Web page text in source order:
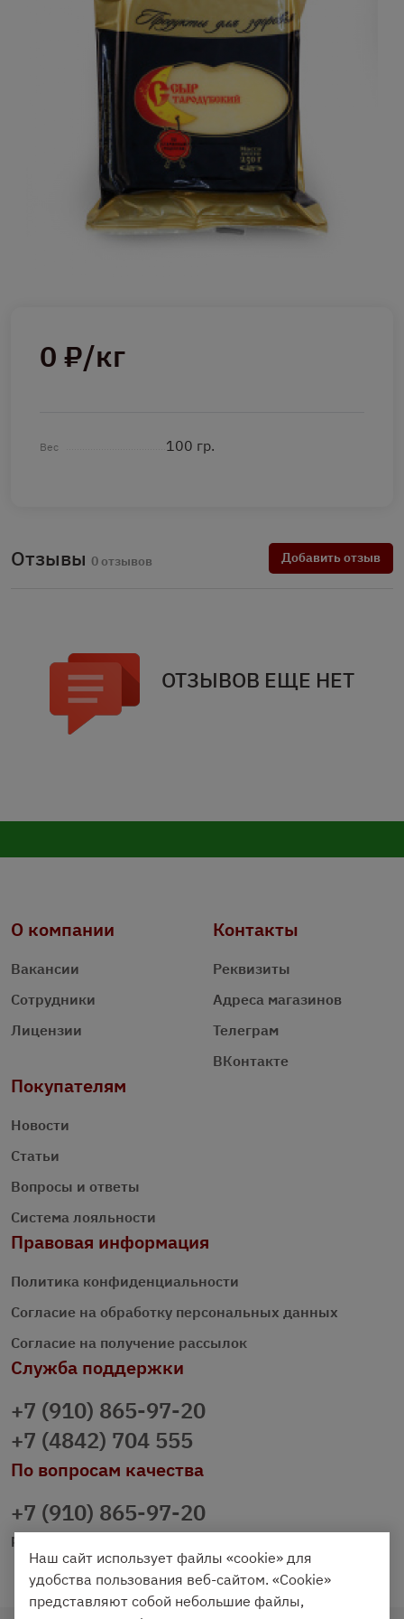
0 ₽/кг
Вес 100 гр.
Отзывы 0 отзывов Добавить отзыв
ОТЗЫВОВ ЕЩЕ НЕТ
О компании
Вакансии
Сотрудники
Лицензии
Контакты
Реквизиты
Адреса магазинов
Телеграм
ВКонтакте
Покупателям
Новости
Статьи
Вопросы и ответы
Система лояльности
Правовая информация
Политика конфиденциальности
Согласие на обработку персональных данных
Согласие на получение рассылок
Служба поддержки
+7 (910) 865-97-20
+7 (4842) 704 555
По вопросам качества
+7 (910) 865-97-20
prazdnichniy40@palmi.ru
Наш сайт использует файлы «cookie» для
удобства пользования веб-сайтом. «Cookie»
представляют собой небольшие файлы,